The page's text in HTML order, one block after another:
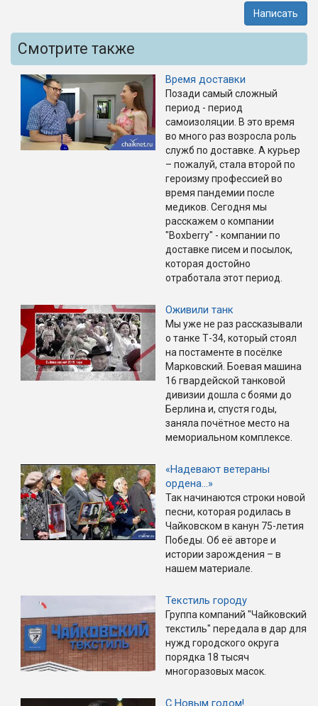
Написать
Смотрите также
Время доставки
Позади самый сложный
период - период
самоизоляции. В это время
во много раз возросла роль
служб по доставке. А курьер
– пожалуй, стала второй по
героизму профессией во
время пандемии после
медиков. Сегодня мы
расскажем о компании
"Boxberry" - компании по
доставке писем и посылок,
которая достойно
отработала этот период.
Оживили танк
Мы уже не раз рассказывали
о танке Т-34, который стоял
на постаменте в посёлке
Марковский. Боевая машина
16 гвардейской танковой
дивизии дошла с боями до
Берлина и, спустя годы,
заняла почётное место на
мемориальном комплексе.
«Надевают ветераны
ордена…»
Так начинаются строки новой
песни, которая родилась в
Чайковском в канун 75-летия
Победы. Об её авторе и
истории зарождения – в
нашем материале.
Текстиль городу
Группа компаний "Чайковский
текстиль" передала в дар для
нужд городского округа
порядка 18 тысяч
многоразовых масок.
С Новым годом!